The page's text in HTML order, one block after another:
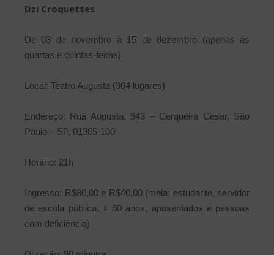
Dzi Croquettes
De 03 de novembro à 15 de dezembro (apenas às
quartas e quintas-feiras)
Local: Teatro Augusta (304 lugares)
Endereço: Rua Augusta, 943 – Cerqueira César, São
Paulo – SP, 01305-100
Horário: 21h
Ingresso: R$80,00 e R$40,00 (meia: estudante, servidor
de escola pública, + 60 anos, aposentados e pessoas
com deficiência)